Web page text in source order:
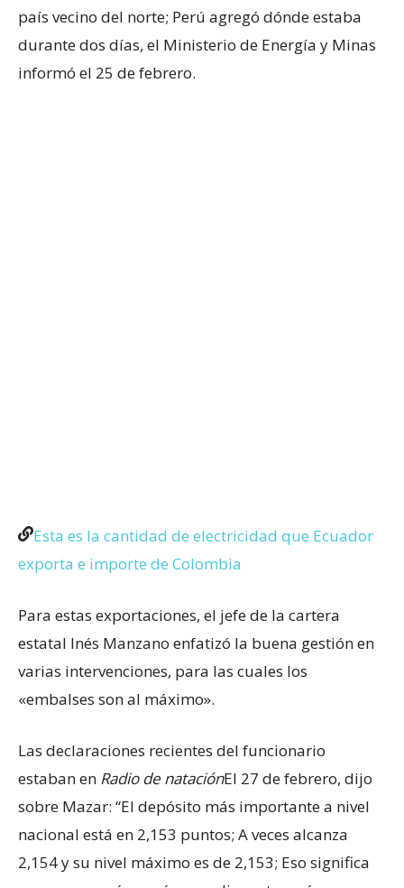
país vecino del norte; Perú agregó dónde estaba
durante dos días, el Ministerio de Energía y Minas
informó el 25 de febrero.
Esta es la cantidad de electricidad que Ecuador
exporta e importe de Colombia
Para estas exportaciones, el jefe de la cartera
estatal Inés Manzano enfatizó la buena gestión en
varias intervenciones, para las cuales los
«embalses son al máximo».
Las declaraciones recientes del funcionario
estaban en Radio de nataciónEl 27 de febrero, dijo
sobre Mazar: “El depósito más importante a nivel
nacional está en 2,153 puntos; A veces alcanza
2,154 y su nivel máximo es de 2,153; Eso significa